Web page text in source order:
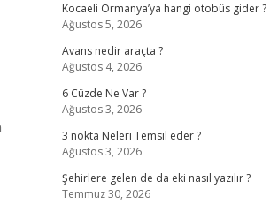
Kocaeli Ormanya’ya hangi otobüs gider ?
Ağustos 5, 2026
Avans nedir araçta ?
Ağustos 4, 2026
6 Cüzde Ne Var ?
Ağustos 3, 2026
3 nokta Neleri Temsil eder ?
Ağustos 3, 2026
Şehirlere gelen de da eki nasıl yazılır ?
Temmuz 30, 2026